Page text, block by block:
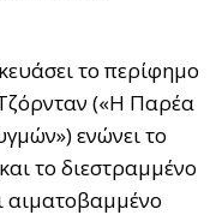
το περίφημο
(«Η Παρέα
ενώνει το
το διεστραμμένο
αιματοβαμμένο